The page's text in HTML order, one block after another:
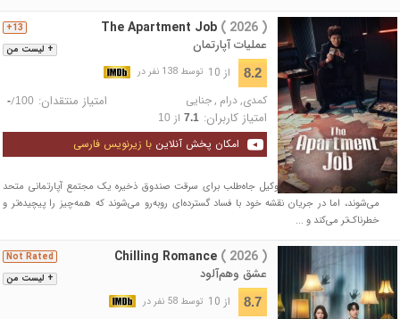
+ لیست من
13+ The Apartment Job ( 2026 )
عملیات آپارتمان
8.2 از 10 توسط 138 نفر در
کمدی, درام , جنایی امتیاز منتقدان: -/100
امتیاز کاربران: 7.1از 10
امکان پخش آنلاین با زیرنویس فارسی
یک خلافکار سابق و یک وکیل جاه‌طلب برای سرقت صندوق ذخیره یک مجتمع آپارتمانی متحد
می‌شوند، اما در جریان نقشه خود با فساد گسترده‌ای روبه‌رو می‌شوند که همه‌چیز را پیچیده‌تر و
خطرناک‌تر می‌کند و ...
+ لیست من
Not Rated Chilling Romance ( 2026 )
عشق وهم‌آلود
8.7 از 10 توسط 58 نفر در